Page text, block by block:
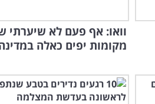
וואו: אף פעם לא שיערתי
מקומות יפים כאלה